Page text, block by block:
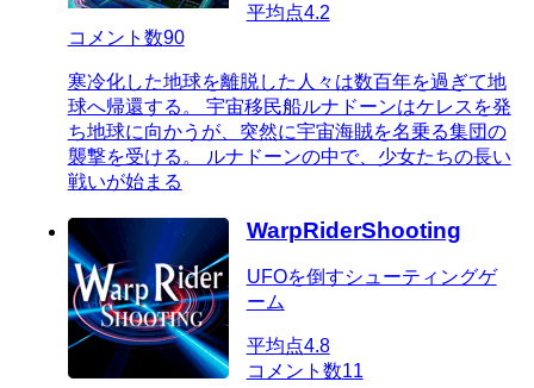
平均点4.2
コメント数90
寒冷化した地球を離脱した人々は数百年を過ぎて地
球へ帰還する。 宇宙移民船ルナドーンはケレスを発
ち地球に向かうが、突然に宇宙海賊を名乗る集団の
襲撃を受ける。 ルナドーンの中で、少女たちの長い
戦いが始まる
WarpRiderShooting
UFOを倒すシューティングゲ
ーム
平均点4.8
コメント数11